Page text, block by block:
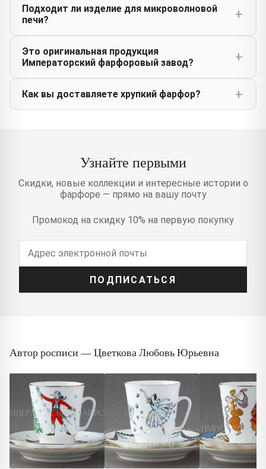
Подходит ли изделие для микроволновой
печи?
Это оригинальная продукция
Императорский фарфоровый завод?
Как вы доставляете хрупкий фарфор?
Узнайте первыми
Скидки, новые коллекции и интересные истории о
фарфоре — прямо на вашу почту
Промокод на скидку 10% на первую покупку
ПОДПИСАТЬСЯ
Автор росписи — Цветкова Любовь Юрьевна